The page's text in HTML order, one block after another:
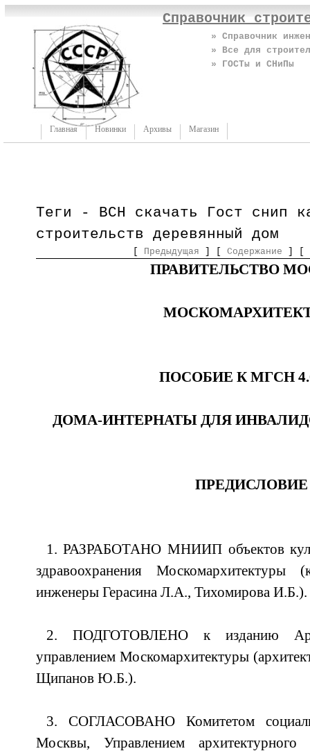
Справочник
» Справочник
» Все для
» ГОСТы и СНиПы
Главная Новинки Архивы Магазин
Теги - ВСН скачать Гост снип
строительств деревянный дом
Предыдущая Содержание
ПРАВИТЕЛЬСТВО
ПОСОБИЕ К МГСН
ДОМА-ИНТЕРНАТЫ ДЛЯ
ПРЕДИСЛОВИЕ
1. РАЗРАБОТАНО МНИИП объектов
здравоохранения
инженеры Герасина Л.А., Тихомирова И.Б.).
2. ПОДГОТОВЛЕНО к изданию
управлением Москомархитектуры
Щипанов Ю.Б.).
3. СОГЛАСОВАНО Комитетом
Москвы, Управлением архитектурного